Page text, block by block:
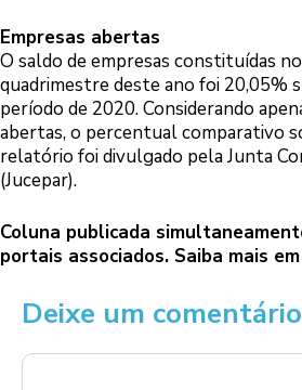
Empresas abertas
O saldo de empresas constituídas
quadrimestre deste ano foi 20,05%
período de 2020. Considerando
abertas, o percentual comparativo
relatório foi divulgado pela Junta
(Jucepar).
Coluna publicada
portais associados. Saiba mais em
Deixe um comentário
Comentário